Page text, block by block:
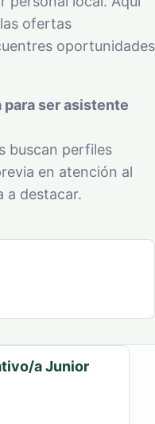
ofertas
oportunidades
ser asistente
buscan perfiles
en atención al
a destacar.
a Junior